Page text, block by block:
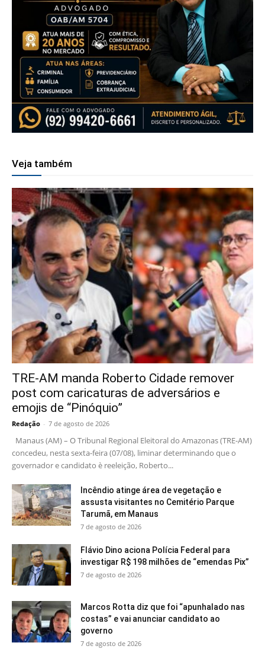
Veja também
TRE-AM manda Roberto Cidade remover
post com caricaturas de adversários e
emojis de “Pinóquio”
Redação - 7 de agosto de 2026
Manaus (AM) – O Tribunal Regional Eleitoral do Amazonas (TRE-AM)
concedeu, nesta sexta-feira (07/08), liminar determinando que o
governador e candidato è reeleição, Roberto...
Incêndio atinge área de vegetação e
assusta visitantes no Cemitério Parque
Tarumã, em Manaus
7 de agosto de 2026
Flávio Dino aciona Polícia Federal para
investigar R$ 198 milhões de “emendas Pix”
7 de agosto de 2026
Marcos Rotta diz que foi “apunhalado nas
costas” e vai anunciar candidato ao
governo
7 de agosto de 2026